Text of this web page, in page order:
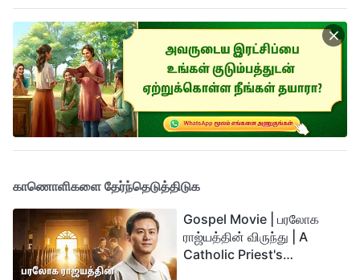
காணொளிகளை தேர்ந்தெடுத்திடுக
Gospel Movie | பரலோக
ராஜ்யத்தின் விருந்து | A
Catholic Priest's